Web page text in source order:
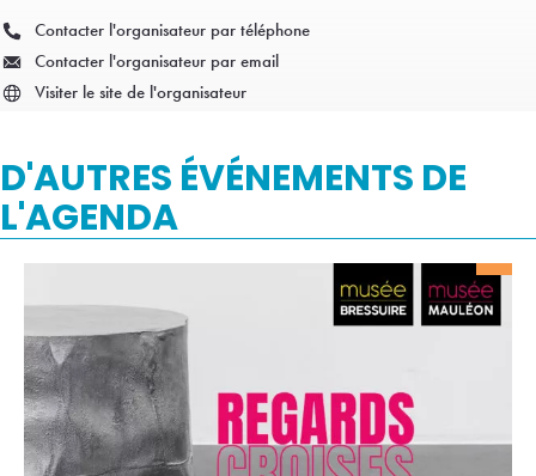
Contacter l'organisateur par téléphone
Contacter l'organisateur par email
Visiter le site de l'organisateur
D'AUTRES ÉVÉNEMENTS DE
L'AGENDA